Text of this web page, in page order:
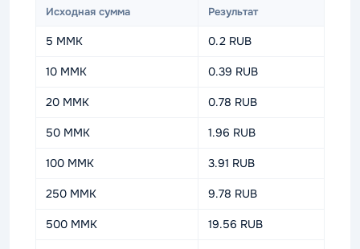
Исходная сумма Результат
5 MMK 0.2 RUB
10 MMK 0.39 RUB
20 MMK 0.78 RUB
50 MMK 1.96 RUB
100 MMK 3.91 RUB
250 MMK 9.78 RUB
500 MMK 19.56 RUB